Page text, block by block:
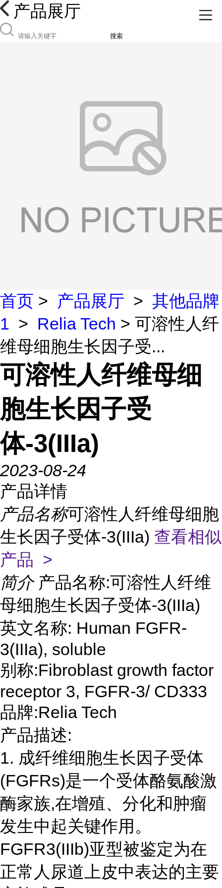
产品展厅
搜索
首页 > 产品展厅 > 其他品牌
1 > Relia Tech > 可溶性人纤
维母细胞生长因子受...
可溶性人纤维母细
胞生长因子受
体-3(IIIa)
2023-08-24
产品详情
产品名称可溶性人纤维母细胞
生长因子受体-3(IIIa) 查看相似
产品 >
简介 产品名称:可溶性人纤维
母细胞生长因子受体-3(IIIa)
英文名称: Human FGFR-
3(IIIa), soluble
别称:Fibroblast growth factor
receptor 3, FGFR-3/ CD333
品牌:Relia Tech
产品描述:
1. 成纤维细胞生长因子受体
(FGFRs)是一个受体酪氨酸激
酶家族,在增殖、分化和肿瘤
发生中起关键作用。
FGFR3(IIIb)亚型被鉴定为在
正常人尿道上皮中表达的主要